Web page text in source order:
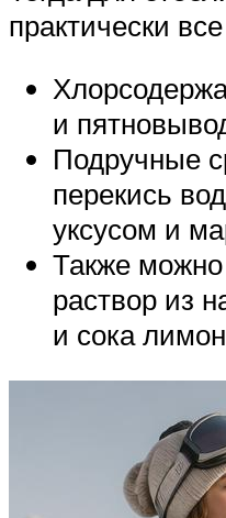
практически
и
Подручные
перекись
уксусом и
Также можно
раствор из
и сока